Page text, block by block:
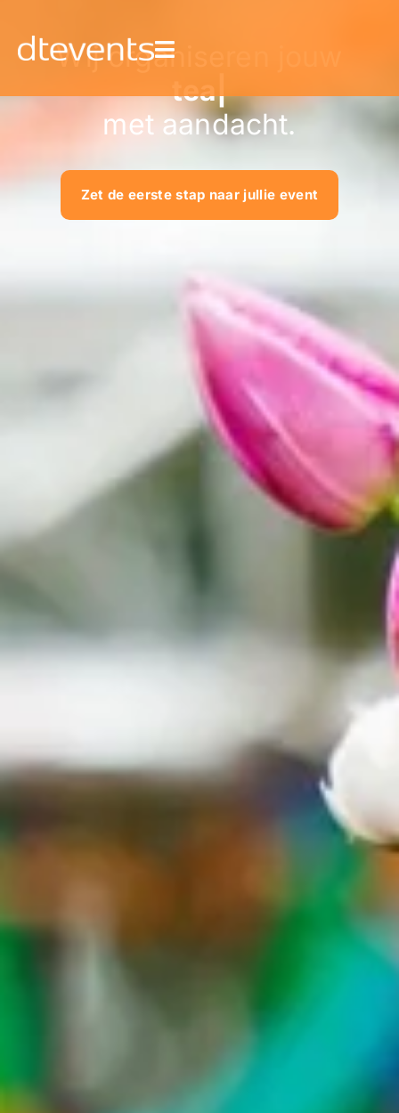
Wij organiseren jouw
worksho|
met aandacht.
Zet de eerste stap naar jullie event